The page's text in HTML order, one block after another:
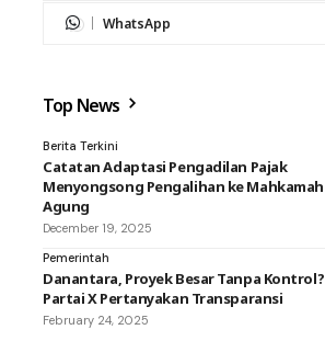
WhatsApp
Top News
Berita Terkini
Catatan Adaptasi Pengadilan Pajak
Menyongsong Pengalihan ke Mahkamah
Agung
December 19, 2025
Pemerintah
Danantara, Proyek Besar Tanpa Kontrol?
Partai X Pertanyakan Transparansi
February 24, 2025